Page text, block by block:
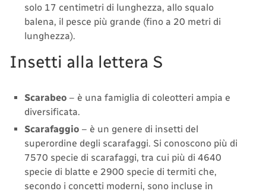
solo 17 centimetri di lunghezza, allo squalo
balena, il pesce più grande (fino a 20 metri di
lunghezza).
Insetti alla lettera S
Scarabeo – è una famiglia di coleotteri ampia e
diversificata.
Scarafaggio – è un genere di insetti del
superordine degli scarafaggi. Si conoscono più di
7570 specie di scarafaggi, tra cui più di 4640
specie di blatte e 2900 specie di termiti che,
secondo i concetti moderni, sono incluse in